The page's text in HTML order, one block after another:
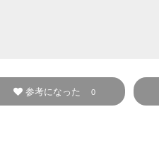
参考になった 0